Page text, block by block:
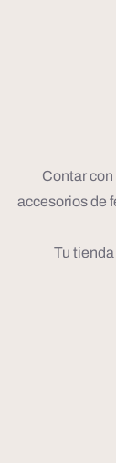
Contar
accesorios de
Tu